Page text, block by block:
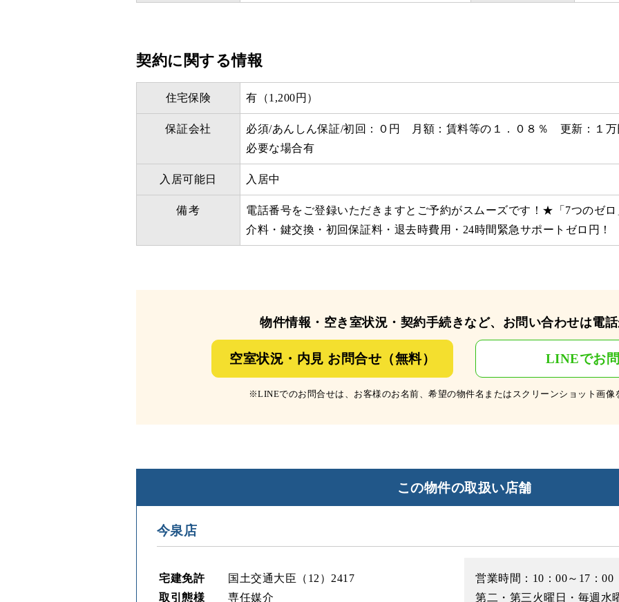
契約に関する情報
住宅保険 有（1,200円）
保証会社
必須/あんしん保証/初回：０円 月額：賃料等の１．０８％ 更新：１
必要な場合有
入居可能日 入居中
備考
電話番号をご登録いただきますとご予約がスムーズです！★「7つのゼ
介料・鍵交換・初回保証料・退去時費用・24時間緊急サポートゼロ円！
物件情報・空き室状況・契約手続きなど、お問い合わせは電
空室状況・内見 お問合せ（無料） LINEでお
※LINEでのお問合せは、お客様のお名前、希望の物件名またはスクリーンショット画像
この物件の取扱い店舗
今泉店
宅建免許
国土交通大臣（12）2417
取引態様
専任媒介
営業時間：10：00～17：00
第二・第三火曜日・毎週水